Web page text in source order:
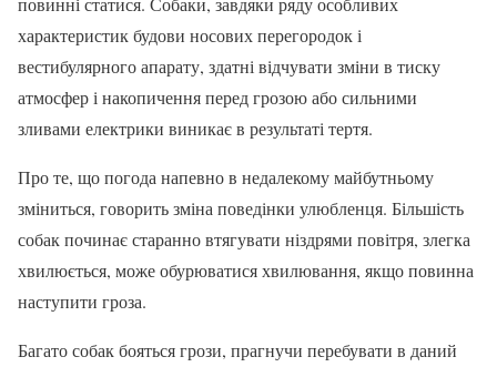
характеристик будови носових перегородок і
вестибулярного апарату, здатні відчувати зміни в тиску
атмосфер і накопичення перед грозою або сильними
зливами електрики виникає в результаті тертя.
Про те, що погода напевно в недалекому майбутньому
зміниться, говорить зміна поведінки улюбленця. Більшість
собак починає старанно втягувати ніздрями повітря, злегка
хвилюється, може обурюватися хвилювання, якщо повинна
наступити гроза.
Багато собак бояться грози, прагнучи перебувати в даний